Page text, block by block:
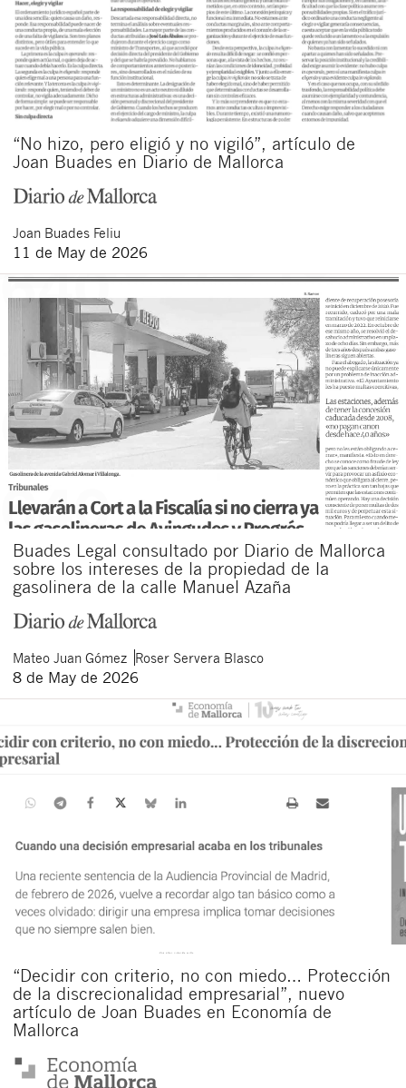
“No hizo, pero eligió y no vigiló”, artículo de
Joan Buades en Diario de Mallorca
Joan Buades Feliu
11 de May de 2026
Buades Legal consultado por Diario de Mallorca
sobre los intereses de la propiedad de la
gasolinera de la calle Manuel Azaña
Mateo Juan Gómez Roser Servera Blasco
8 de May de 2026
“Decidir con criterio, no con miedo… Protección
de la discrecionalidad empresarial”, nuevo
artículo de Joan Buades en Economía de
Mallorca